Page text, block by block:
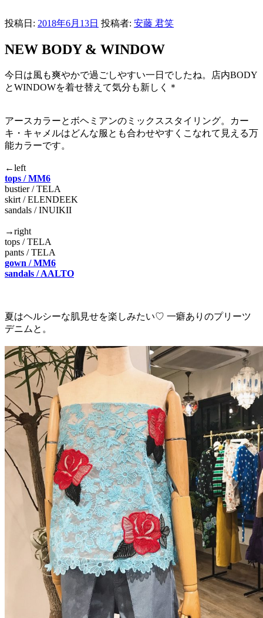
投稿日: 2018年6月13日 投稿者: 安藤 君笑
NEW BODY & WINDOW
今日は風も爽やかで過ごしやすい一日でしたね。店内BODY
とWINDOWを着せ替えて気分も新しく＊
アースカラーとボヘミアンのミックススタイリング。カー
キ・キャメルはどんな服とも合わせやすくこなれて見える万
能カラーです。
←left
tops / MM6
bustier / TELA
skirt / ELENDEEK
sandals / INUIKII
→right
tops / TELA
pants / TELA
gown / MM6
sandals / AALTO
夏はヘルシーな肌見せを楽しみたい♡ 一癖ありのプリーツ
デニムと。